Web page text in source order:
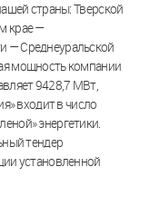
страны: Тверской
крае —
— Среднеуральской
мощность компании
9428,7 МВт,
входит в число
энергетики.
тендер
установленной